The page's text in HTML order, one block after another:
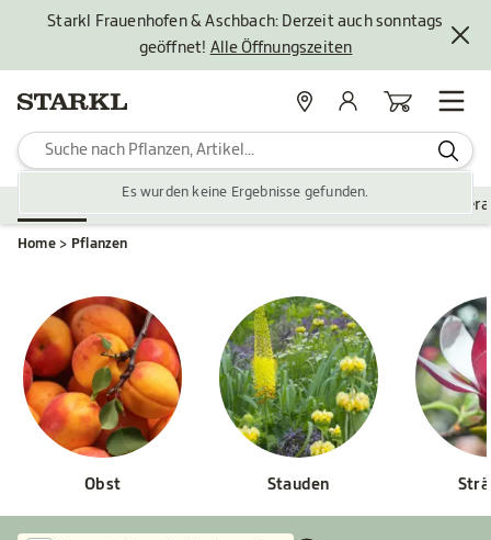
Starkl Frauenhofen & Aschbach: Derzeit auch sonntags
geöffnet! Alle Öffnungszeiten
Es wurden keine Ergebnisse gefunden.
StandorteMein KontoWarenkorb
Zubehör Gartengestaltung
Home Pflanzen
Obst Stauden